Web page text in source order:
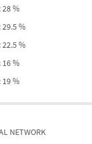
28 %
29.5 %
22.5 %
16 %
19 %
NETWORK